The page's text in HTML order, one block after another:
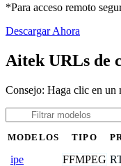
*Para acceso remoto
Descargar Ahora
Aitek URLs de
Consejo: Haga clic en un
MODELOS TIPO
ipe FFMPEG